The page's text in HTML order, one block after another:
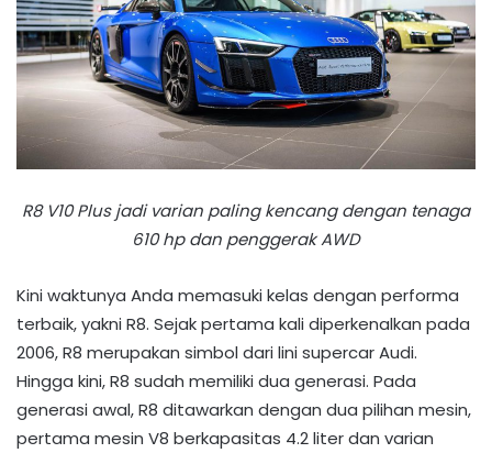
R8 V10 Plus jadi varian paling kencang dengan tenaga
610 hp dan penggerak AWD
Kini waktunya Anda memasuki kelas dengan performa
terbaik, yakni R8. Sejak pertama kali diperkenalkan pada
2006, R8 merupakan simbol dari lini supercar Audi.
Hingga kini, R8 sudah memiliki dua generasi. Pada
generasi awal, R8 ditawarkan dengan dua pilihan mesin,
pertama mesin V8 berkapasitas 4.2 liter dan varian